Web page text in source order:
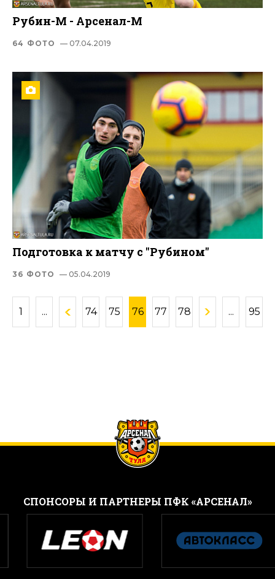
Рубин-М - Арсенал-М
64 ФОТО — 07.04.2019
Подготовка к матчу с "Рубином"
36 ФОТО — 05.04.2019
1 ... 74 75 76 77 78 ... 95
CПОНСОРЫ И ПАРТНЕРЫ ПФК «АРСЕНАЛ»